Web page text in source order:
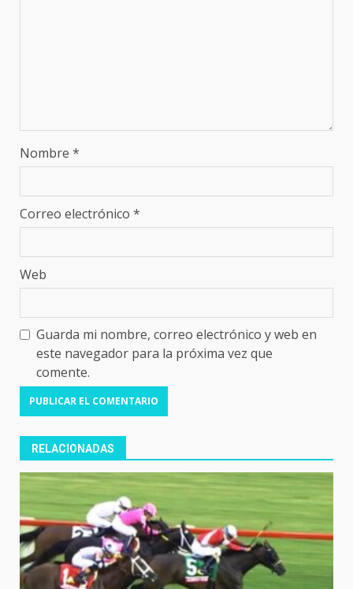
Nombre *
Correo electrónico *
Web
Guarda mi nombre, correo electrónico y web en
este navegador para la próxima vez que
comente.
RELACIONADAS